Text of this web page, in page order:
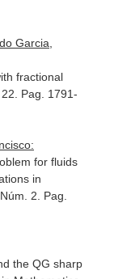
Garcia,
fractional
Pag. 1791-
for fluids
in
2. Pag.
the QG sharp